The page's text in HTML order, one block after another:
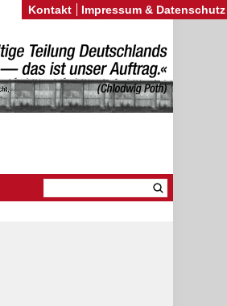
Kontakt Impressum & Datenschutz